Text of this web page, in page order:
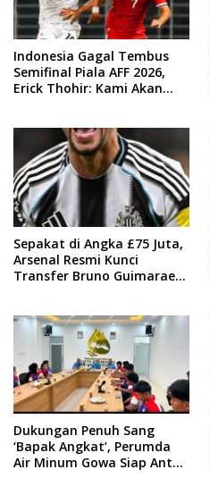
Indonesia Gagal Tembus
Semifinal Piala AFF 2026,
Erick Thohir: Kami Akan
Sepakat di Angka £75 Juta,
Arsenal Resmi Kunci
Transfer Bruno Guimaraes
Dukungan Penuh Sang
‘Bapak Angkat’, Perumda
Air Minum Gowa Siap Antar